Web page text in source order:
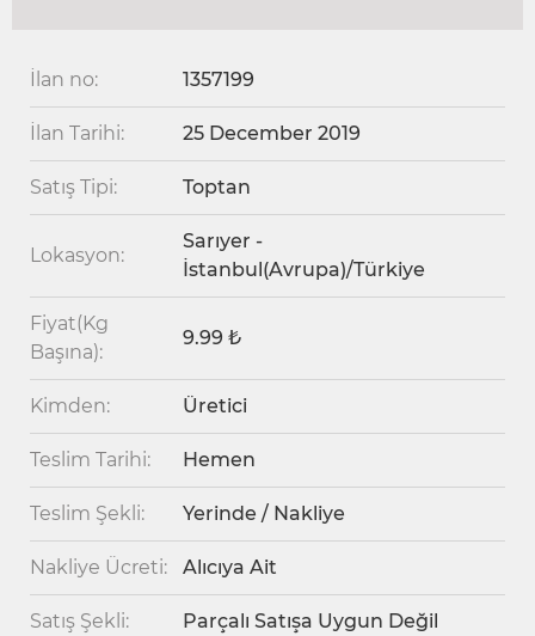
İlan no: 1357199
İlan Tarihi: 25 December 2019
Satış Tipi: Toptan
Lokasyon:
Sarıyer -
İstanbul(Avrupa)/Türkiye
Fiyat(Kg
Başına):
9.99 ₺
Kimden: Üretici
Teslim Tarihi: Hemen
Teslim Şekli: Yerinde / Nakliye
Nakliye Ücreti: Alıcıya Ait
Satış Şekli: Parçalı Satışa Uygun Değil